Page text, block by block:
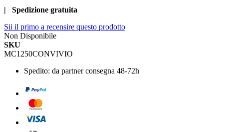
| Spedizione gratuita
Sii il primo a recensire questo prodotto
Non Disponibile
SKU
MC1250CONVIVIO
Spedito: da partner consegna 48-72h